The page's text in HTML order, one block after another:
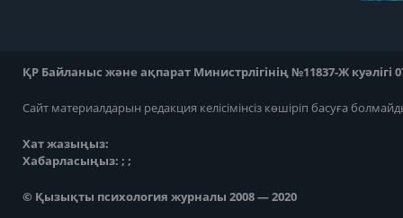
ҚР Байланыс және ақпарат Министрлігінің №11837-Ж куәлігі
Сайт материалдарын редакция келісімінсіз көшіріп басуға
Хат жазыңыз:
Хабарласыңыз: ; ;
© Қызықты психология журналы 2008 — 2020